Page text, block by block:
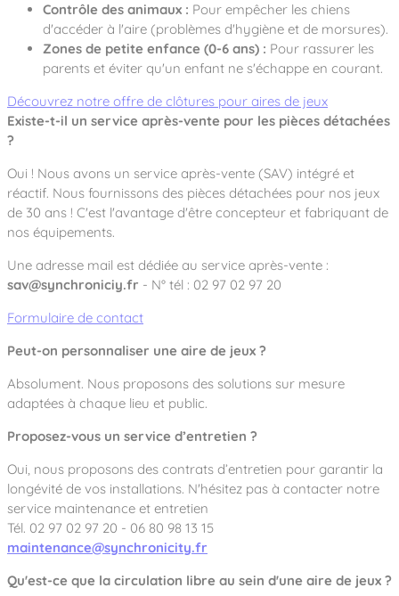
Contrôle des animaux : Pour empêcher les chiens
d'accéder à l'aire (problèmes d'hygiène et de morsures).
Zones de petite enfance (0-6 ans) : Pour rassurer les
parents et éviter qu'un enfant ne s'échappe en courant.
Découvrez notre offre de clôtures pour aires de jeux
Existe-t-il un service après-vente pour les pièces détachées
?
Oui ! Nous avons un service après-vente (SAV) intégré et
réactif. Nous fournissons des pièces détachées pour nos jeux
de 30 ans ! C'est l'avantage d'être concepteur et fabriquant de
nos équipements.
Une adresse mail est dédiée au service après-vente :
sav@synchroniciy.fr - N° tél : 02 97 02 97 20
Formulaire de contact
Peut-on personnaliser une aire de jeux ?
Absolument. Nous proposons des solutions sur mesure
adaptées à chaque lieu et public.
Proposez-vous un service d’entretien ?
Oui, nous proposons des contrats d’entretien pour garantir la
longévité de vos installations. N'hésitez pas à contacter notre
service maintenance et entretien
Tél. 02 97 02 97 20 - 06 80 98 13 15
maintenance@synchronicity.fr
Qu'est-ce que la circulation libre au sein d'une aire de jeux ?